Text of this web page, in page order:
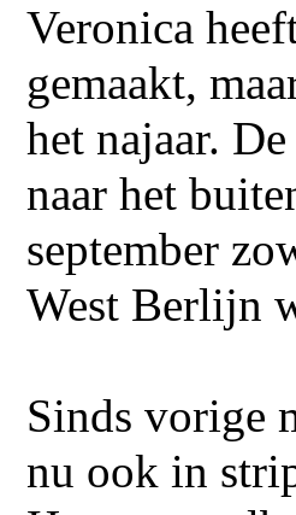
Veronica
gemaakt,
het najaar.
naar het
september
West Berlijn
Sinds vorige
nu ook in